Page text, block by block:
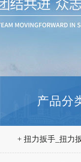
产品分
+ 扭力扳手_扭力